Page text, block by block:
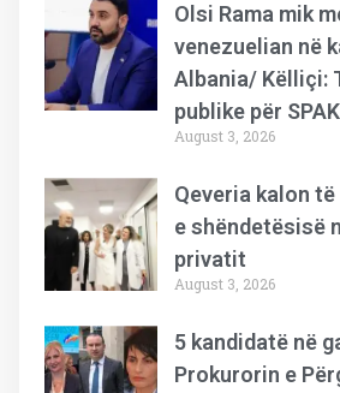
Olsi Rama mik
venezuelian në
Albania/ Këlliçi:
publike për SPAK
August 3, 2026
Qeveria kalon
e shëndetësisë
privatit
August 3, 2026
5 kandidatë në
Prokurorin e